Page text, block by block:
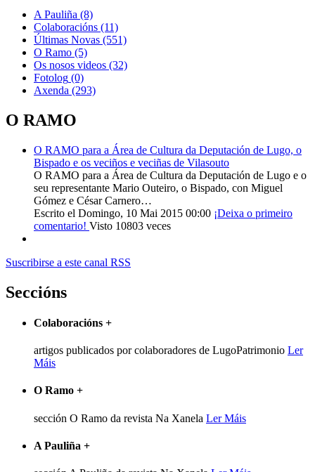
A Pauliña (8)
Colaboracións (11)
Últimas Novas (551)
O Ramo (5)
Os nosos videos (32)
Fotolog (0)
Axenda (293)
O RAMO
O RAMO para a Área de Cultura da Deputación de Lugo, o
Bispado e os veciños e veciñas de Vilasouto
O RAMO para a Área de Cultura da Deputación de Lugo e o
seu representante Mario Outeiro, o Bispado, con Miguel
Gómez e César Carnero…
Escrito el Domingo, 10 Mai 2015 00:00 ¡Deixa o primeiro
comentario! Visto 10803 veces
Suscribirse a este canal RSS
Seccións
Colaboracións +
artigos publicados por colaboradores de LugoPatrimonio Ler
Máis
O Ramo +
sección O Ramo da revista Na Xanela Ler Máis
A Pauliña +